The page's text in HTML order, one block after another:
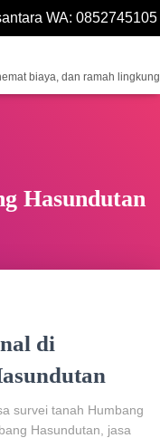
WA:
biaya, dan ramah
Hasundutan
di
survei tanah Humbang
Hasundutan, jasa